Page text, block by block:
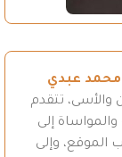
محمد عبدي
والأسى، تتقدم
إلى
الموقع، وإلى